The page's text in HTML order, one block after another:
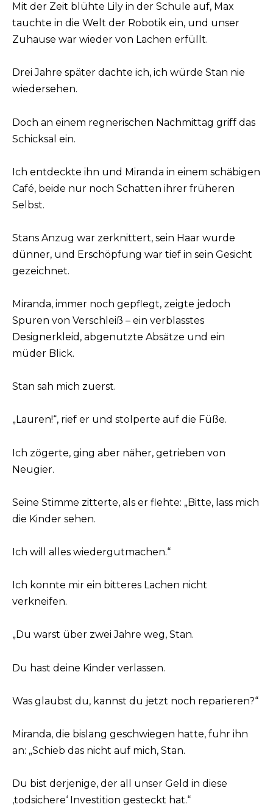
Mit der Zeit blühte Lily in der Schule auf, Max
tauchte in die Welt der Robotik ein, und unser
Zuhause war wieder von Lachen erfüllt.
Drei Jahre später dachte ich, ich würde Stan nie
wiedersehen.
Doch an einem regnerischen Nachmittag griff das
Schicksal ein.
Ich entdeckte ihn und Miranda in einem schäbigen
Café, beide nur noch Schatten ihrer früheren
Selbst.
Stans Anzug war zerknittert, sein Haar wurde
dünner, und Erschöpfung war tief in sein Gesicht
gezeichnet.
Miranda, immer noch gepflegt, zeigte jedoch
Spuren von Verschleiß – ein verblasstes
Designerkleid, abgenutzte Absätze und ein
müder Blick.
Stan sah mich zuerst.
„Lauren!“, rief er und stolperte auf die Füße.
Ich zögerte, ging aber näher, getrieben von
Neugier.
Seine Stimme zitterte, als er flehte: „Bitte, lass mich
die Kinder sehen.
Ich will alles wiedergutmachen.“
Ich konnte mir ein bitteres Lachen nicht
verkneifen.
„Du warst über zwei Jahre weg, Stan.
Du hast deine Kinder verlassen.
Was glaubst du, kannst du jetzt noch reparieren?“
Miranda, die bislang geschwiegen hatte, fuhr ihn
an: „Schieb das nicht auf mich, Stan.
Du bist derjenige, der all unser Geld in diese
‚todsichere‘ Investition gesteckt hat.“